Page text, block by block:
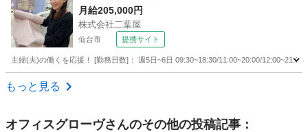
月給205,000円
株式会社二葉屋
仙台市 提携サイト
主婦(夫)の働くを応援！ [勤務日数]： 週5日~6日 09:30~18:30/11:00~20:00/
宮城 仙台市
もっと見る
オフィスグローヴさんのその他の投稿記事：